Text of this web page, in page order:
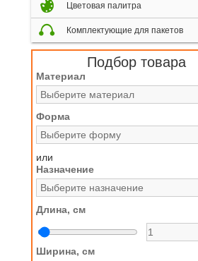
Цветовая палитра
Комплектующие для пакетов
Подбор товара
Материал
Форма
или
Назначение
Длина, см
Ширина, см